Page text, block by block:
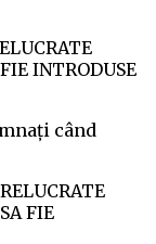
INTRODUSE
când
FIE